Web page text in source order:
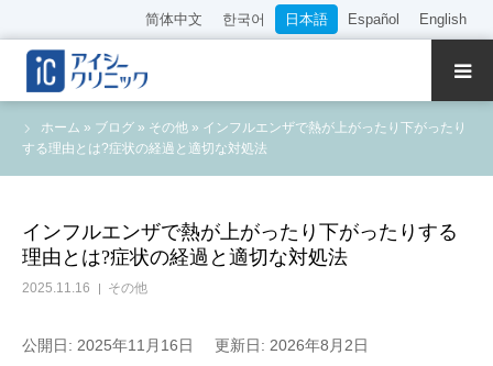
简体中文 한국어 日本語 Español English
ホーム » ブログ » その他 » インフルエンザで熱が上がったり下がったり
する理由とは?症状の経過と適切な対処法
インフルエンザで熱が上がったり下がったりする
理由とは?症状の経過と適切な対処法
2025.11.16 その他
公開日: 2025年11月16日 更新日: 2026年8月2日
クリニック紹介
診療内容
WEB予約
料金表